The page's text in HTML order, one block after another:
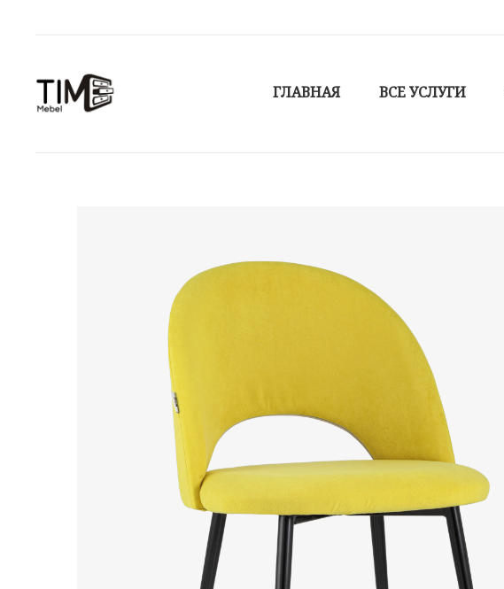
ГЛАВНАЯ ВСЕ УСЛУГИ